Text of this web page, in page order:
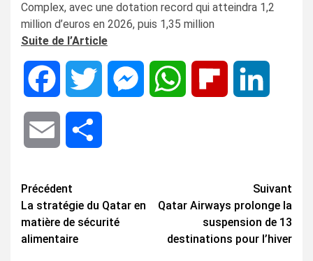
Complex, avec une dotation record qui atteindra 1,2
million d’euros en 2026, puis 1,35 million
Suite de l’Article
Facebook Twitter MessengerWhatsApp Flipboard
Email
Navigation
d’article
Précédent
La stratégie du Qatar en
matière de sécurité
alimentaire
Suivant
Qatar Airways prolonge la
suspension de 13
destinations pour l’hiver